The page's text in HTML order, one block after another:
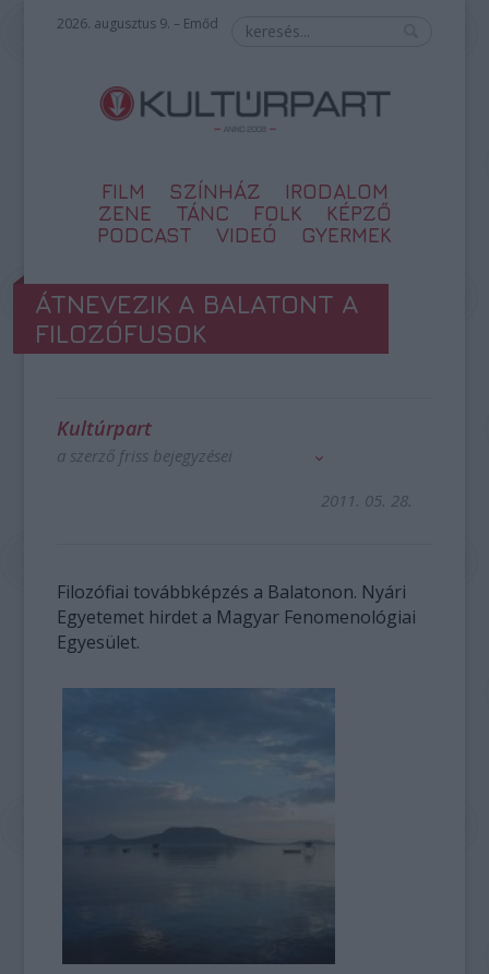
2026. augusztus 9. – Emőd
FILM SZÍNHÁZ
IRODALOM
ZENE
TÁNC FOLK
KÉPZŐ
PODCAST
VIDEÓ GYERMEK
ÁTNEVEZIK A BALATONT A
FILOZÓFUSOK
Kultúrpart
a szerző friss bejegyzései
2011. 05. 28.
Filozófiai továbbképzés a Balatonon. Nyári
Egyetemet hirdet a Magyar Fenomenológiai
Egyesület.